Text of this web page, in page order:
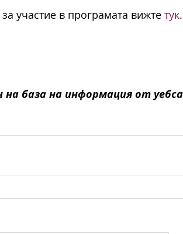
участие в програмата вижте тук.
база на информация от